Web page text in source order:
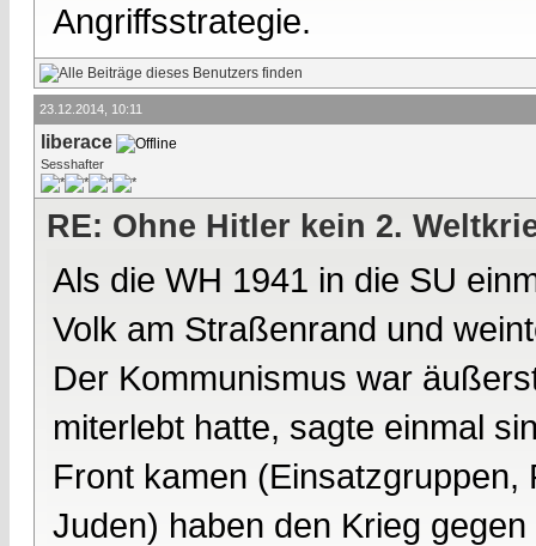
Angriffsstrategie.
23.12.2014, 10:11
liberace
Sesshafter
RE: Ohne Hitler kein 2.
Als die WH 1941 in die SU
Volk am Straßenrand und
Der Kommunismus war
miterlebt hatte, sagte einmal
Front kamen
Juden) haben den Krieg